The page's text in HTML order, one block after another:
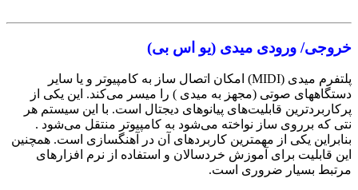
خروجی/ ورودی میدی (‌یو اس بی)
پلتفرم میدی (MIDI) امکان اتصال ساز به کامپیوتر و یا سایر
دستگاههای صوتی (‌مجهز به میدی ) را میسر می‌کند. این یکی از
پرکاربردترین قابلیت‌های پیانوهای دیجتال است. با این سیستم هر
نتی که برروی ساز نواخته می‌شود به کامپیوتر منتقل می‌شود .
بنابراین یکی از مهمترین کاربردهای آن در آهنگسازی است. همچنین
این قابلیت برای آموزش خردسالان و استفاده از نرم افزارهای
مرتبط بسیار ضروری است.